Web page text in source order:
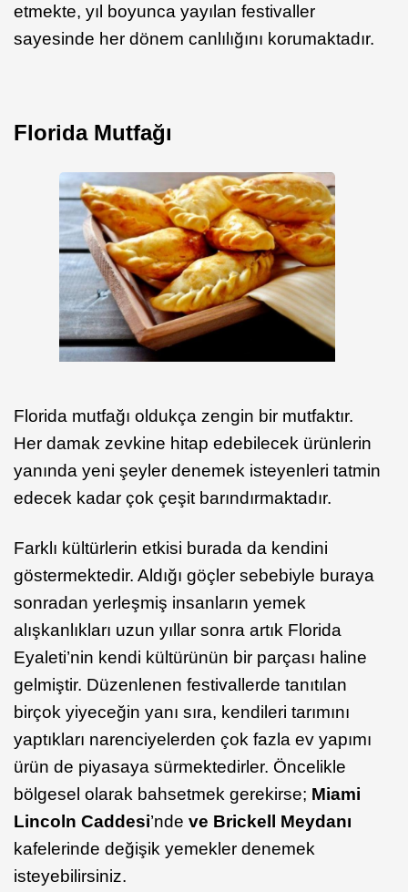
etmekte, yıl boyunca yayılan festivaller
sayesinde her dönem canlılığını korumaktadır.
Florida Mutfağı
Florida mutfağı oldukça zengin bir mutfaktır.
Her damak zevkine hitap edebilecek ürünlerin
yanında yeni şeyler denemek isteyenleri tatmin
edecek kadar çok çeşit barındırmaktadır.
Farklı kültürlerin etkisi burada da kendini
göstermektedir. Aldığı göçler sebebiyle buraya
sonradan yerleşmiş insanların yemek
alışkanlıkları uzun yıllar sonra artık Florida
Eyaleti’nin kendi kültürünün bir parçası haline
gelmiştir. Düzenlenen festivallerde tanıtılan
birçok yiyeceğin yanı sıra, kendileri tarımını
yaptıkları narenciyelerden çok fazla ev yapımı
ürün de piyasaya sürmektedirler. Öncelikle
bölgesel olarak bahsetmek gerekirse; Miami
Lincoln Caddesi’nde ve Brickell Meydanı
kafelerinde değişik yemekler denemek
isteyebilirsiniz.